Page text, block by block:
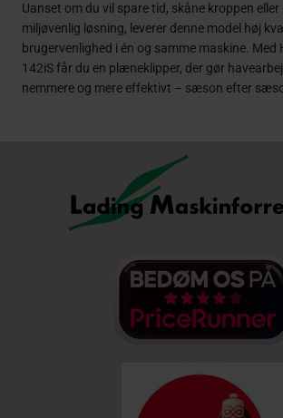
Uanset om du vil spare tid, skåne kroppen
miljøvenlig løsning, leverer denne model høj
brugervenlighed i én og samme maskine. Med
142iS får du en plæneklipper, der gør
nemmere og mere effektivt – sæson efter